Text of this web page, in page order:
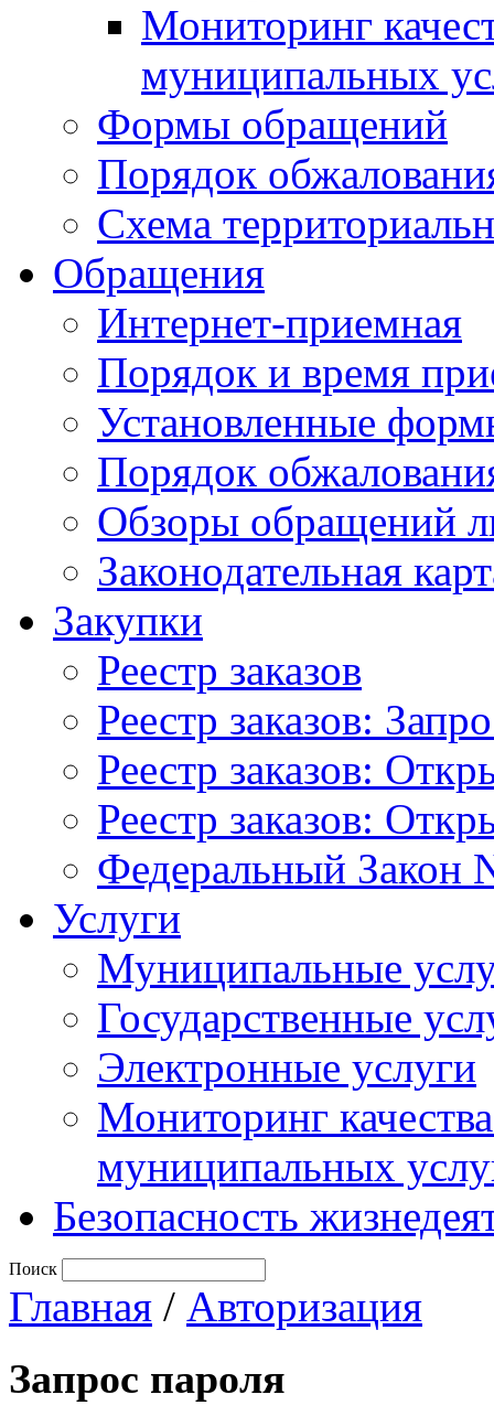
Мониторинг
муниципальных
Формы обращений
Порядок
Схема
Обращения
Интернет-приемная
Порядок и время
Установленные
Порядок
Обзоры обращений
Законодательная
Закупки
Реестр заказов
Реестр заказов:
Реестр заказов:
Реестр заказов:
Федеральный Закон
Услуги
Муниципальные
Государственные
Электронные услуги
Мониторинг
муниципальных
Безопасность
Поиск
Главная / Авторизация
Запрос пароля